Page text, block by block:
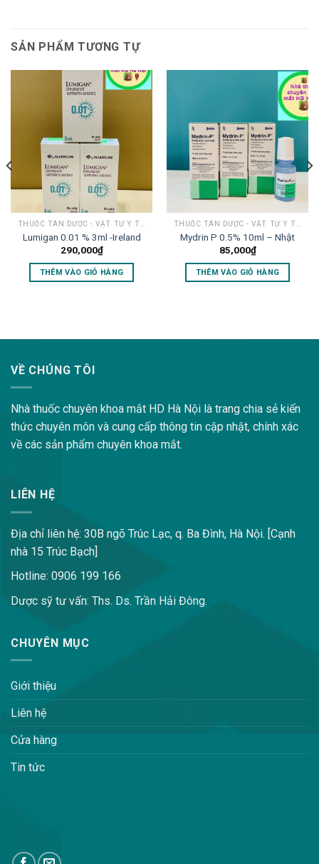
SẢN PHẨM TƯƠNG TỰ
Lumigan 0.01 % 3ml -Ireland
290,000₫
THÊM VÀO GIỎ HÀNG
Mydrin P 0.5% 10ml – Nhật
85,000₫
THÊM VÀO GIỎ HÀNG
VỀ CHÚNG TÔI
Nhà thuốc chuyên khoa mắt HD Hà Nội là trang chia sẻ kiến
thức chuyên môn và cung cấp thông tin cập nhật, chính xác
về các sản phẩm chuyên khoa mắt.
LIÊN HỆ
Địa chỉ liên hệ: 30B ngõ Trúc Lạc, q. Ba Đình, Hà Nội. [Cạnh
nhà 15 Trúc Bạch]
Hotline: 0906 199 166
Dược sỹ tư vấn: Ths. Ds. Trần Hải Đông.
CHUYÊN MỤC
Giới thiệu
Liên hệ
Cửa hàng
Tin tức